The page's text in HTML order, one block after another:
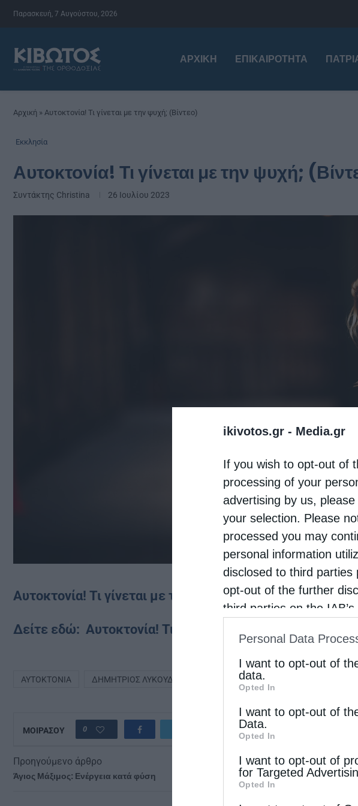
ikivotos.gr - Media.gr
If you wish to opt-out of
processing of your
advertising by us,
your selection. Please
processed you may
personal information
disclosed to third
opt-out of the further
third parties on the
IAB’s List of
other third parties.
Personal Data
I want to opt-out of
data.
Opted In
I want to opt-out of
Data.
Opted In
I want to opt-out of
for Targeted
Opted In
Παρασκευή, 7 Αυγούστου, 2026
ΑΡΧΙΚΉ ΕΠΙΚΑΙΡΌΤΗΤΑ
Αρχική » Αυτοκτονία! Τι γίνεται με την ψυχή; (Βίντεο)
Εκκλησία
Αυτοκτονία! Τι γίνεται με την ψυχή;
Συντάκτης Christina 26 Ιουλίου 2023
Αυτοκτονία! Τι γίνεται με την ψυχή; (Βίντεο).
Δείτε εδώ: Αυτοκτονία! Τι γίνεται με την ψυχή; – YouTube
ΑΥΤΟΚΤΟΝΊΑ ΔΗΜΉΤΡΙΟΣ ΛΥΚΟΎΔΗΣ
ΜΟΙΡΑΣΟΥ 0
Προηγούμενο άρθρο
Άγιος Μάξιμος: Ενέργεια κατά φύση